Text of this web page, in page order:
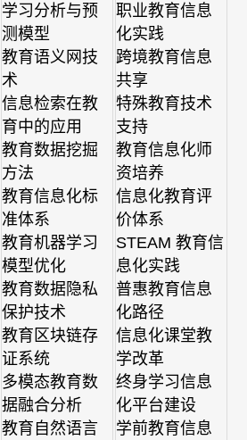
学习分析与预
测模型
教育语义网技
术
信息检索在教
育中的应用
教育数据挖掘
方法
教育信息化标
准体系
教育机器学习
模型优化
教育数据隐私
保护技术
教育区块链存
证系统
多模态教育数
据融合分析
教育自然语言
职业教育信息
化实践
跨境教育信息
共享
特殊教育技术
支持
教育信息化师
资培养
信息化教育评
价体系
STEAM 教育信
息化实践
普惠教育信息
化路径
信息化课堂教
学改革
终身学习信息
化平台建设
学前教育信息